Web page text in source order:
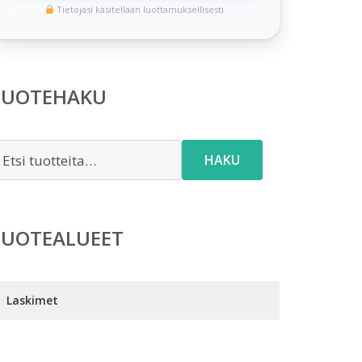
Tietojasi käsitellään luottamuksellisesti
HAKU
Laskimet